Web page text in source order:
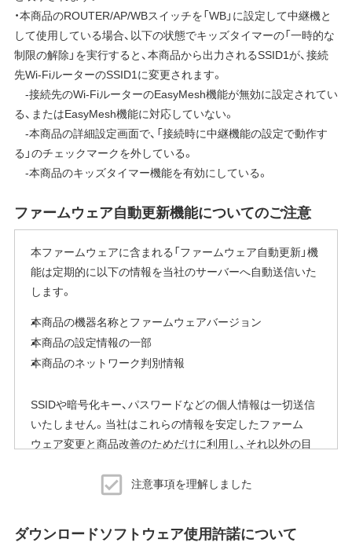
・本商品のROUTER/AP/WBスイッチを「WB」に設定して中継機と
して使用している場合、以下の状態でキッズタイマーの「一時的な
制限の解除」を実行すると、本商品から出力されるSSID1が、接続
先Wi-FiルーターのSSID1に変更されます。
-接続先のWi-FiルーターのEasyMesh機能が無効に設定されてい
る、またはEasyMesh機能に対応していない。
-本商品の詳細設定画面で、「接続時に中継機能の設定で動作す
る」のチェックマークを外している。
-本商品のキッズタイマー機能を有効にしている。
ファームウェア自動更新機能についてのご注意
本ファームウェアに含まれる「ファームウェア自動更新」機
能は定期的に以下の情報を当社のサーバーへ自動送信いた
します。
本商品の機器名称とファームウェアバージョン
本商品の設定情報の一部
本商品のネットワーク判別情報
SSIDや暗号化キー、パスワードなどの個人情報は一切送信
いたしません。当社はこれらの情報を安定したファーム
ウェア変更と商品改善のためだけに利用し、それ以外の目
※本機能を停止する方法
完了後すぐにエアステーション設定ツールから商品本体の
注意事項を理解しました
ダウンロードソフトウェア使用許諾について